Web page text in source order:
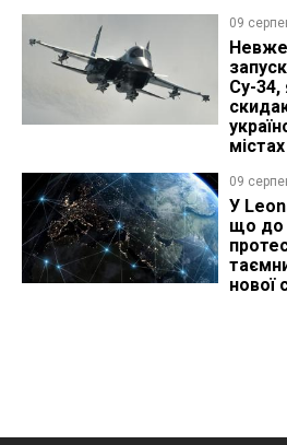
09
Невже
Су-34,
містах
09
У
що до
нової